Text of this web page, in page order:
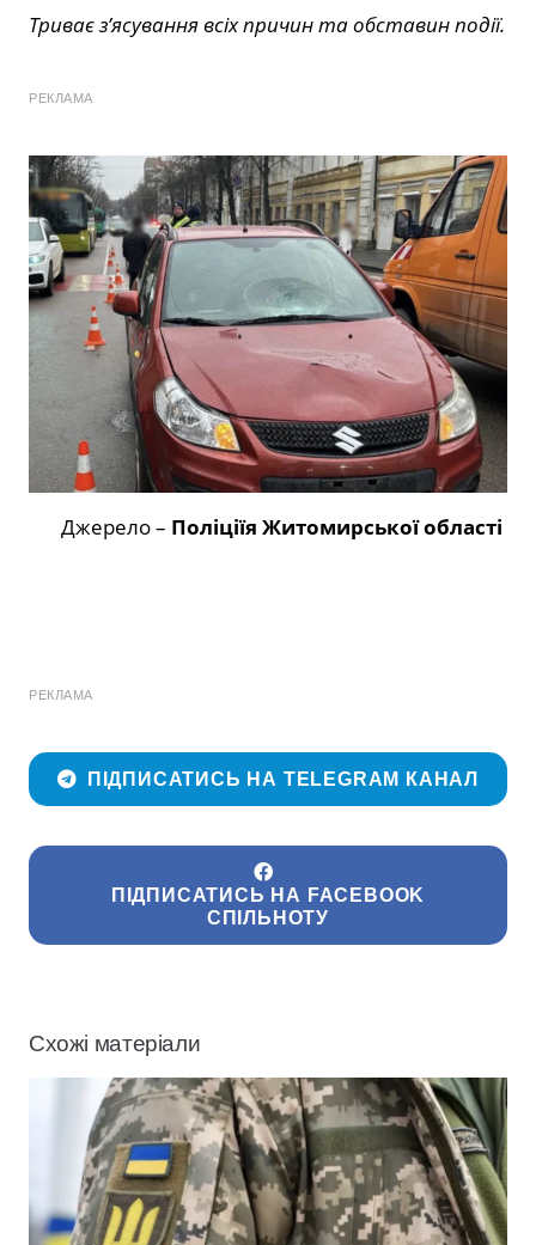
Триває з’ясування всіх причин та обставин події.
РЕКЛАМА
Джерело – Поліціїя Житомирської області
РЕКЛАМА
ПІДПИСАТИСЬ НА TELEGRAM КАНАЛ
ПІДПИСАТИСЬ НА FACEBOOK
СПІЛЬНОТУ
Схожі матеріали